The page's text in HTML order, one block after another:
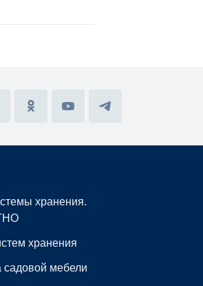
хранения.
хранения
садовой мебели